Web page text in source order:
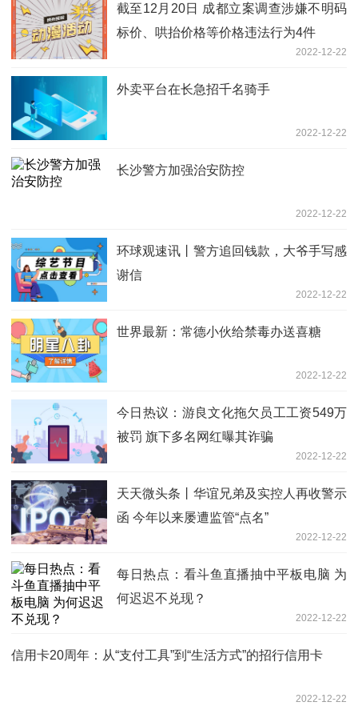
截至12月20日 成都立案调查涉嫌不明码
标价、哄抬价格等价格违法行为4件
2022-12-22
外卖平台在长急招千名骑手
2022-12-22
长沙警方加强治安防控
2022-12-22
环球观速讯丨警方追回钱款，大爷手写感
谢信
2022-12-22
世界最新：常德小伙给禁毒办送喜糖
2022-12-22
今日热议：游良文化拖欠员工工资549万
被罚 旗下多名网红曝其诈骗
2022-12-22
天天微头条丨华谊兄弟及实控人再收警示
函 今年以来屡遭监管“点名”
2022-12-22
每日热点：看斗鱼直播抽中平板电脑 为
何迟迟不兑现？
2022-12-22
信用卡20周年：从“支付工具”到“生活方式”的招行信用卡
2022-12-22